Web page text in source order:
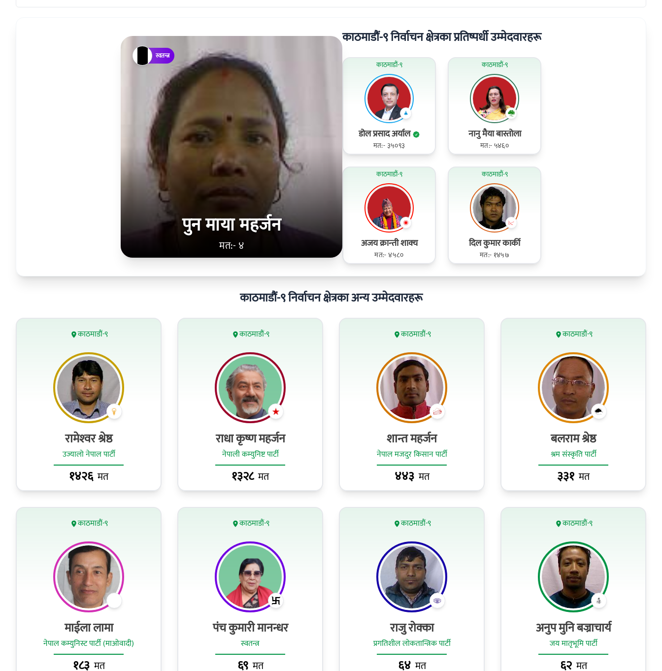
पुन माया महर्जन
मत:- ४
स्वतन्त्र
काठमाडौं-९ निर्वाचन क्षेत्रका प्रतिष्पर्धी उम्मेदवारहरू
काठमाडौं-९
डोल प्रसाद अर्याल
मत:- ३५०९३
काठमाडौं-९
नानु मैया बास्तोला
मत:- ५४६०
काठमाडौं-९
अजय क्रान्‍ती शाक्‍य
मत:- ४५८०
काठमाडौं-९
दिल कुमार कार्की
मत:- १४५७
काठमाडौं-९ निर्वाचन क्षेत्रका अन्य उम्मेदवारहरू
काठमाडौं-९
रामेश्‍वर श्रेष्ठ
उज्यालो नेपाल पार्टी
१४२६ मत
काठमाडौं-९
राधा कृष्ण महर्जन
नेपाली कम्युनिष्ट पार्टी
१३२८ मत
काठमाडौं-९
शान्त महर्जन
नेपाल मजदुर किसान पार्टी
४४३ मत
काठमाडौं-९
बलराम श्रेष्ठ
श्रम संस्कृति पार्टी
३३१ मत
काठमाडौं-९
माईला लामा
नेपाल कम्युनिस्ट पार्टी (माओवादी)
१८३ मत
काठमाडौं-९
पंच कुमारी मानन्धर
स्वतन्त्र
६९ मत
काठमाडौं-९
राजु रोक्का
प्रगतिशील लोकतान्त्रिक पार्टी
६४ मत
काठमाडौं-९
अनुप मुनि बज्राचार्य
जय मातृभूमि पार्टी
६२ मत